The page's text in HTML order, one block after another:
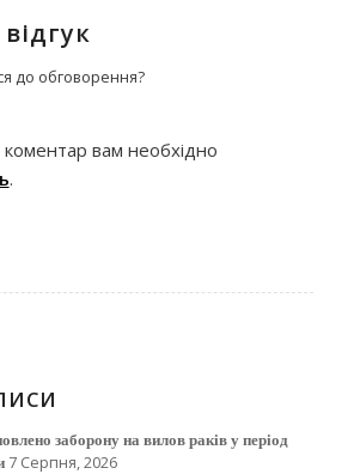
до обговорення?
вам необхідно
.
заборону на вилов раків у період
7 Серпня, 2026